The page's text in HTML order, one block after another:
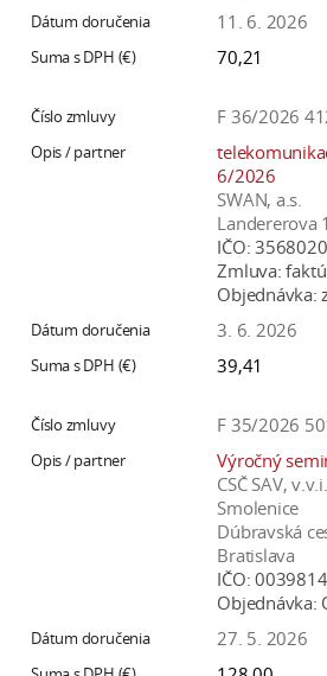
11. 6. 2026
70,21
F 36/2026
6/2026
SWAN, a.s.
Landererova
IČO:
Zmluva:
Objednávka:
3. 6. 2026
39,41
F 35/2026
Výročný
CSČ SAV,
Smolenice
Dúbravská
Bratislava
IČO:
Objednávka:
27. 5. 2026